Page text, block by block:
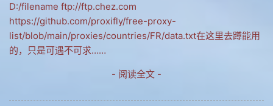
流年
五笔难啊
网络新事物
D:/filename ftp://ftp.chez.com
https://github.com/proxifly/free-proxy-
list/blob/main/proxies/countries/FR/data.txt在这里去蹲能用
的，只是可遇不可求……
- 阅读全文 -